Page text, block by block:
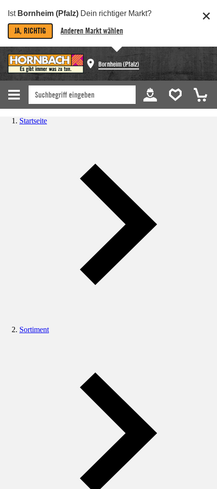
Ist Bornheim (Pfalz) Dein richtiger Markt?
JA, RICHTIG Anderen Markt wählen
Bornheim (Pfalz)
Startseite
Sortiment